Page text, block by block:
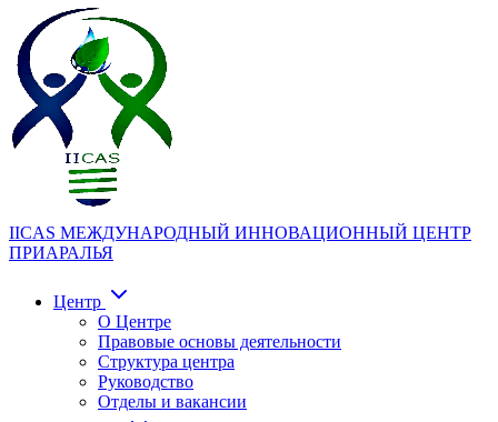
IICAS МЕЖДУНАРОДНЫЙ ИННОВАЦИОННЫЙ ЦЕНТР
ПРИАРАЛЬЯ
Центр
О Центре
Правовые основы деятельности
Структура центра
Руководство
Отделы и вакансии